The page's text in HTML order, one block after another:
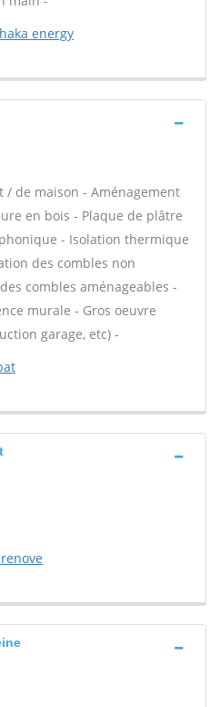
energy
/ de maison - Aménagement
en bois - Plaque de plâtre
- Isolation thermique
des combles non
combles aménageables -
murale - Gros oeuvre
garage, etc) -